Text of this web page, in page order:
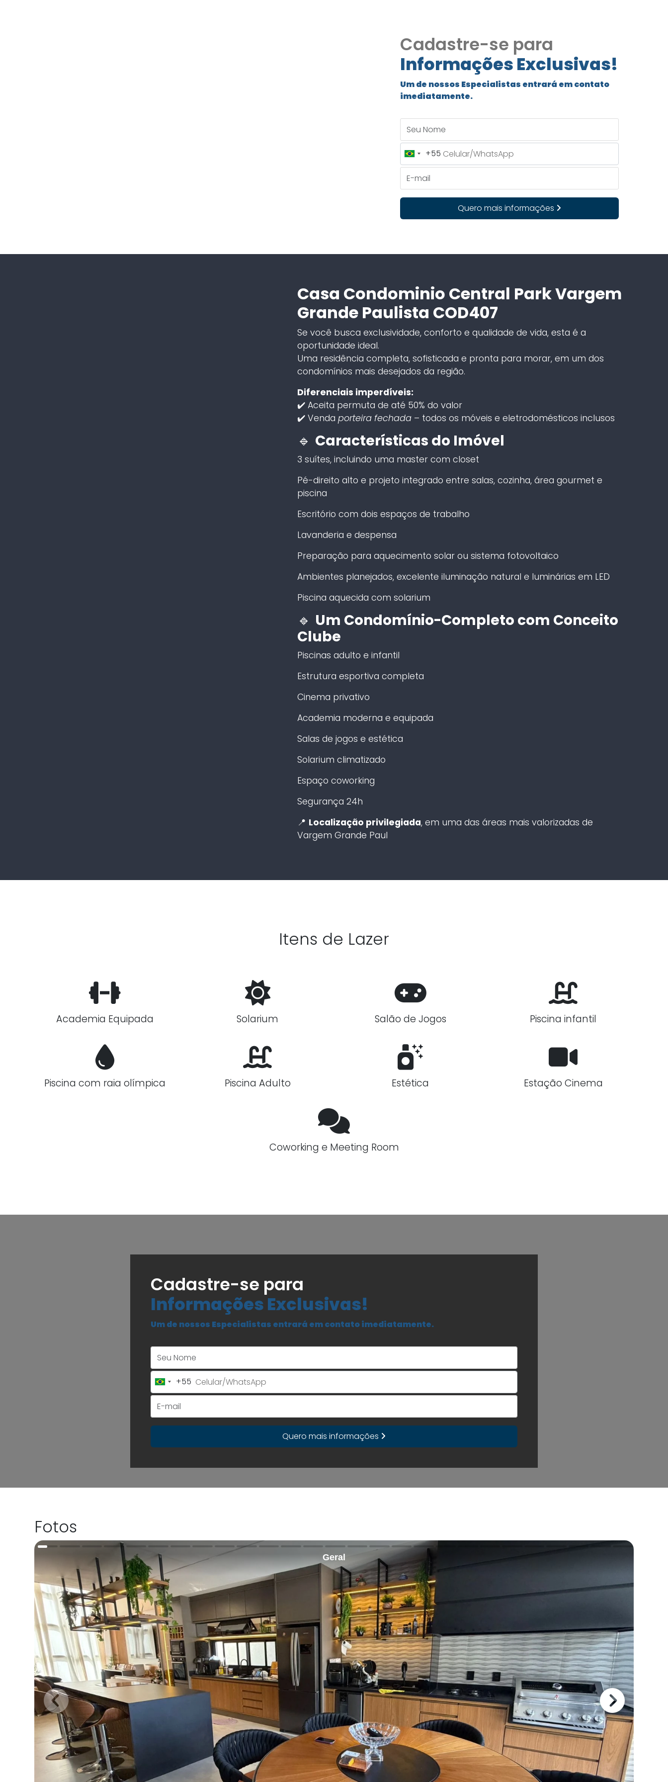
Cadastre-se para
Informações Exclusivas!
Um de nossos Especialistas entrará em contato
imediatamente.
Brazil
+55
+55
Quero mais informações
Casa Condominio Central Park Vargem
Grande Paulista COD407
Se você busca exclusividade, conforto e qualidade de vida, esta é a
oportunidade ideal.
Uma residência completa, sofisticada e pronta para morar, em um dos
condomínios mais desejados da região.
Diferenciais imperdíveis:
✔️ Aceita permuta de até 50% do valor
✔️ Venda porteira fechada– todos os móveis e eletrodomésticos inclusos
🔹 Características do Imóvel
3 suítes, incluindo uma master com closet
Pé-direito alto e projeto integrado entre salas, cozinha, área gourmet e
piscina
Escritório com dois espaços de trabalho
Lavanderia e despensa
Preparação para aquecimento solar ou sistema fotovoltaico
Ambientes planejados, excelente iluminação natural e luminárias em LED
Piscina aquecida com solarium
🔹 Um Condomínio-Completo com Conceito
Clube
Piscinas adulto e infantil
Estrutura esportiva completa
Cinema privativo
Academia moderna e equipada
Salas de jogos e estética
Solarium climatizado
Espaço coworking
Segurança 24h
📍 Localização privilegiada, em uma das áreas mais valorizadas de
Vargem Grande Paul
Itens de Lazer
Academia Equipada Solarium Salão de Jogos Piscina infantil
Piscina com raia olímpica Piscina Adulto Estética Estação Cinema
Coworking e Meeting Room
Cadastre-se para
Informações Exclusivas!
Um de nossos Especialistas entrará em contato imediatamente.
Brazil
+55
+55
Quero mais informações
Fotos
Geral